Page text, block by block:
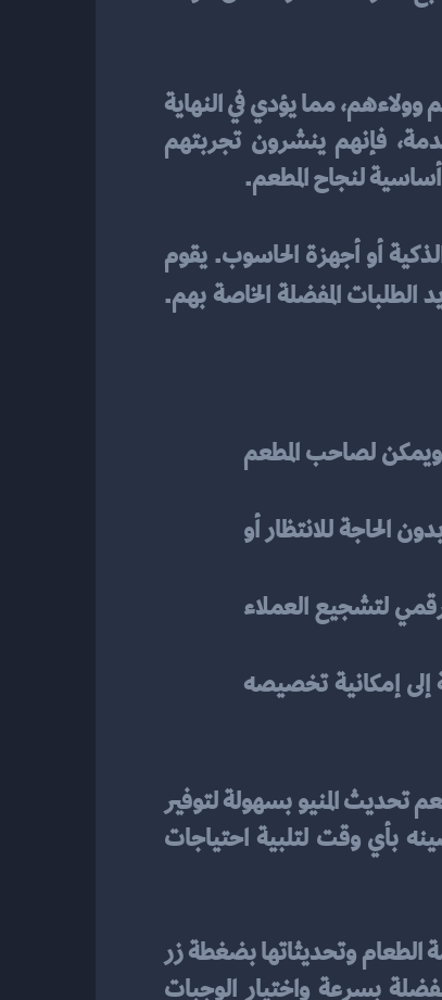
لنجاح المطعم.
أو أجهزة الحاسوب. يقوم
للمطاعم سهولة الوصول إلى قائمة الطعام بضغطة زر، ويمكن لصاحب المطعم تحديث المنيو بسهولة لتوفير
توفر المنيو الرقمي للمطاعم توفيرًا كبيرًا في الوقت والجهد للعملاء. يمكنهم الوصول بسهولة إلى قائمة الطعام وتحديثاتها بضغطة زر